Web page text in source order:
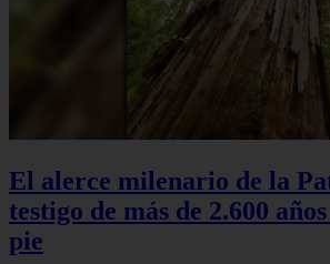
El alerce milenario de la
testigo de más de 2.600
pie